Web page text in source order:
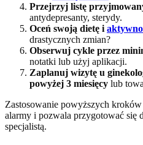
Przejrzyj listę
antydepresanty, sterydy.
Oceń swoją dietę i
drastycznych zmian?
Obserwuj cykle przez
notatki lub użyj aplikacji.
Zaplanuj wizytę u
powyżej 3 miesięcy lub
Zastosowanie powyższych
alarmy i pozwala przygotować się
specjalistą.